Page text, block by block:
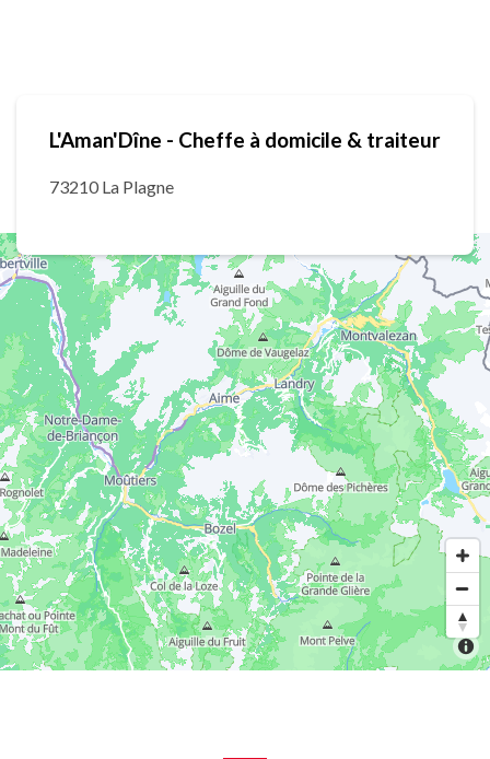
L'Aman'Dîne - Cheffe à domicile & traiteur
73210 La Plagne